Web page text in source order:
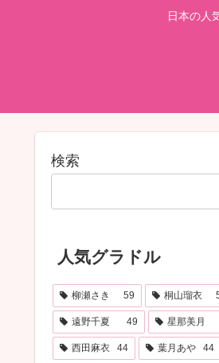
日本の人
検索
人気グラドル
柳瀬さき 59 桐山瑠衣
遠野千夏 49 星那美月
西田麻衣 44 葉月あや 44